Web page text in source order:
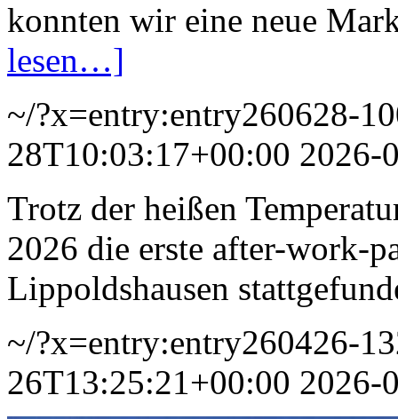
konnten wir eine neue
lesen…]
~/?x=entry:entry260628-
28T10:03:17+00:00 2026-
Trotz der heißen
2026 die erste after-work-
Lippoldshausen
~/?x=entry:entry260426-
26T13:25:21+00:00 2026-